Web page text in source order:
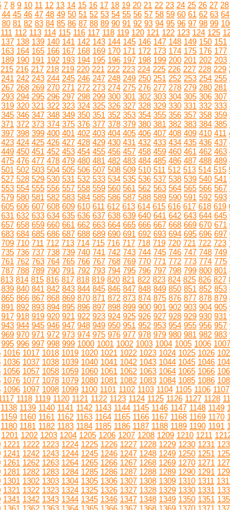
7 8 9 10 11 12 13 14 15 16 17 18 19 20 21 22 23 24 25 26 27 28
44 45 46 47 48 49 50 51 52 53 54 55 56 57 58 59 60 61 62 63 64
80 81 82 83 84 85 86 87 88 89 90 91 92 93 94 95 96 97 98 99
111 112 113 114 115 116 117 118 119 120 121 122 123 124 125
137 138 139 140 141 142 143 144 145 146 147 148 149 150 151
163 164 165 166 167 168 169 170 171 172 173 174 175 176 177
189 190 191 192 193 194 195 196 197 198 199 200 201 202 203
215 216 217 218 219 220 221 222 223 224 225 226 227 228 229
241 242 243 244 245 246 247 248 249 250 251 252 253 254 255
267 268 269 270 271 272 273 274 275 276 277 278 279 280 281
293 294 295 296 297 298 299 300 301 302 303 304 305 306 307
319 320 321 322 323 324 325 326 327 328 329 330 331 332 333
345 346 347 348 349 350 351 352 353 354 355 356 357 358 359
371 372 373 374 375 376 377 378 379 380 381 382 383 384 385
397 398 399 400 401 402 403 404 405 406 407 408 409 410 411
423 424 425 426 427 428 429 430 431 432 433 434 435 436 437
449 450 451 452 453 454 455 456 457 458 459 460 461 462 463
475 476 477 478 479 480 481 482 483 484 485 486 487 488 489
501 502 503 504 505 506 507 508 509 510 511 512 513 514 515
527 528 529 530 531 532 533 534 535 536 537 538 539 540 541
553 554 555 556 557 558 559 560 561 562 563 564 565 566 567
579 580 581 582 583 584 585 586 587 588 589 590 591 592 593
605 606 607 608 609 610 611 612 613 614 615 616 617 618 619
631 632 633 634 635 636 637 638 639 640 641 642 643 644 645
657 658 659 660 661 662 663 664 665 666 667 668 669 670 671
683 684 685 686 687 688 689 690 691 692 693 694 695 696 697
709 710 711 712 713 714 715 716 717 718 719 720 721 722 723
735 736 737 738 739 740 741 742 743 744 745 746 747 748 749
761 762 763 764 765 766 767 768 769 770 771 772 773 774 775
787 788 789 790 791 792 793 794 795 796 797 798 799 800 801
813 814 815 816 817 818 819 820 821 822 823 824 825 826 827
839 840 841 842 843 844 845 846 847 848 849 850 851 852 853
865 866 867 868 869 870 871 872 873 874 875 876 877 878 879
891 892 893 894 895 896 897 898 899 900 901 902 903 904 905
917 918 919 920 921 922 923 924 925 926 927 928 929 930 931
943 944 945 946 947 948 949 950 951 952 953 954 955 956 957
969 970 971 972 973 974 975 976 977 978 979 980 981 982 983
995 996 997 998 999 1000 1001 1002 1003 1004 1005 1006 1007
1016 1017 1018 1019 1020 1021 1022 1023 1024 1025 1026
1036 1037 1038 1039 1040 1041 1042 1043 1044 1045 1046
1056 1057 1058 1059 1060 1061 1062 1063 1064 1065 1066
1076 1077 1078 1079 1080 1081 1082 1083 1084 1085 1086
1096 1097 1098 1099 1100 1101 1102 1103 1104 1105 1106 1107
1118 1119 1120 1121 1122 1123 1124 1125 1126 1127 1128
1138 1139 1140 1141 1142 1143 1144 1145 1146 1147 1148 1149
1159 1160 1161 1162 1163 1164 1165 1166 1167 1168 1169 1170
1180 1181 1182 1183 1184 1185 1186 1187 1188 1189 1190 1191
1201 1202 1203 1204 1205 1206 1207 1208 1209 1210 1211
1221 1222 1223 1224 1225 1226 1227 1228 1229 1230 1231
1241 1242 1243 1244 1245 1246 1247 1248 1249 1250 1251
1261 1262 1263 1264 1265 1266 1267 1268 1269 1270 1271
1281 1282 1283 1284 1285 1286 1287 1288 1289 1290 1291
1301 1302 1303 1304 1305 1306 1307 1308 1309 1310 1311
1321 1322 1323 1324 1325 1326 1327 1328 1329 1330 1331
1341 1342 1343 1344 1345 1346 1347 1348 1349 1350 1351